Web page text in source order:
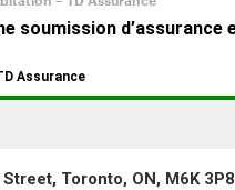
Toronto, ON, M6K 3P8